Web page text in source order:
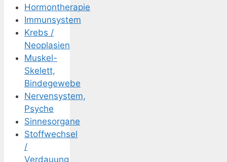
Hormontherapie
Immunsystem
Krebs /
Neoplasien
Muskel-
Skelett,
Bindegewebe
Nervensystem,
Psyche
Sinnesorgane
Stoffwechsel
/
Verdauung